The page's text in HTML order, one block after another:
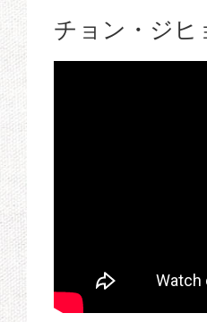
チョン・ジヒ